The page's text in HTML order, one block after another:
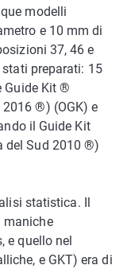
modelli
e 10 mm di
37, 46 e
preparati: 15
Guide Kit ®
2016 ®) (OGK) e
il Guide Kit
del Sud 2010 ®)
statistica. Il
maniche
e quello nel
e GKT) era di